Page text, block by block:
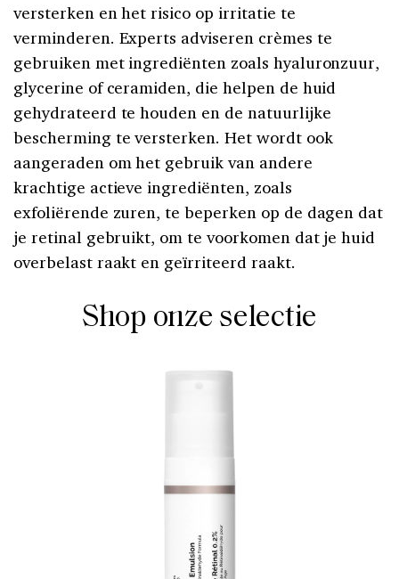
versterken en het risico op irritatie te
verminderen. Experts adviseren crèmes te
gebruiken met ingrediënten zoals hyaluronzuur,
glycerine of ceramiden, die helpen de huid
gehydrateerd te houden en de natuurlijke
bescherming te versterken. Het wordt ook
aangeraden om het gebruik van andere
krachtige actieve ingrediënten, zoals
exfoliërende zuren, te beperken op de dagen dat
je retinal gebruikt, om te voorkomen dat je huid
overbelast raakt en geïrriteerd raakt.
Shop onze selectie